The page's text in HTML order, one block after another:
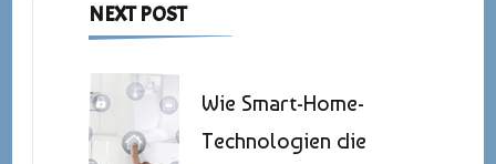
NEXT POST
Wie Smart-Home-
Technologien die